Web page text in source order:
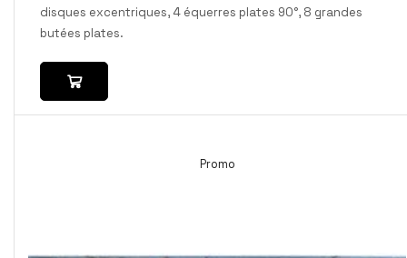
disques excentriques, 4 équerres plates 90°, 8 grandes
butées plates.
Promo